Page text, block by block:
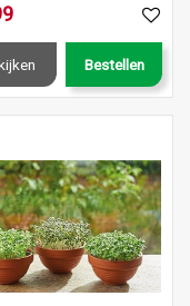
Bestellen